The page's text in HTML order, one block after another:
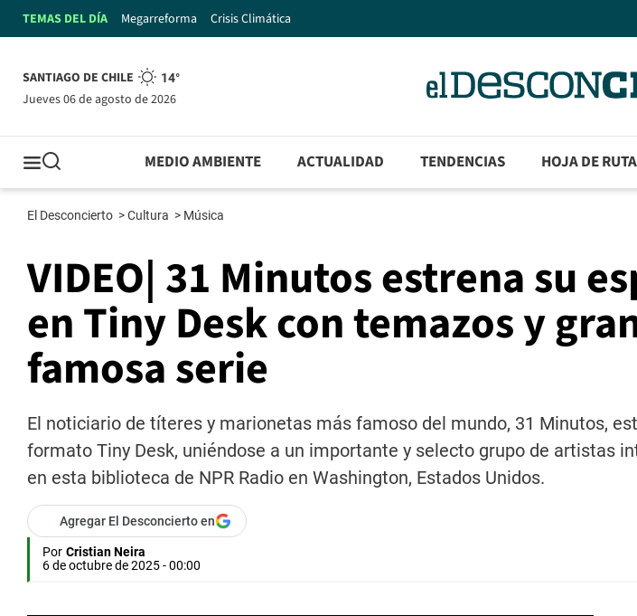
TEMAS DEL DÍA Megarreforma Crisis Climática
SANTIAGO DE CHILE 14°
jueves 06 de agosto de 2026
MEDIO AMBIENTE ACTUALIDAD TENDENCIAS HOJA DE RUTA
El Desconcierto >Cultura > Música
VIDEO| 31 Minutos estrena su
en Tiny Desk con temazos y
famosa serie
El noticiario de títeres y marionetas más famoso del mundo, 31 Minutos,
formato Tiny Desk, uniéndose a un importante y selecto grupo de artistas
en esta biblioteca de NPR Radio en Washington, Estados Unidos.
Agregar El Desconcierto en
Por Cristian Neira
6 de octubre de 2025 - 00:00